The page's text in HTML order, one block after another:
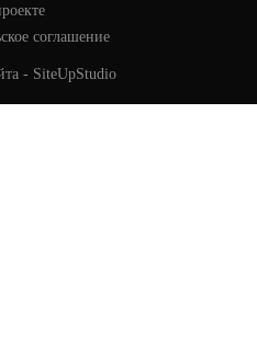
соглашение
- SiteUpStudio